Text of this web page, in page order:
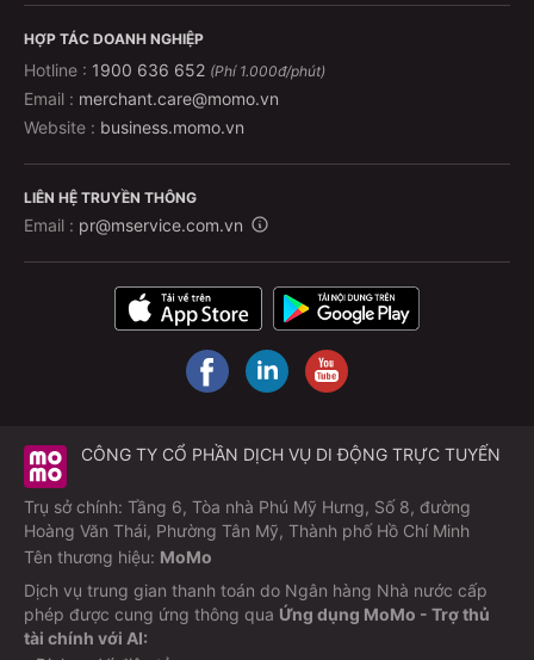
HỢP TÁC DOANH NGHIỆP
Hotline : 1900 636 652 (Phí 1.000đ/phút)
Email : merchant.care@momo.vn
Website : business.momo.vn
LIÊN HỆ TRUYỀN THÔNG
Email : pr@mservice.com.vn
CÔNG TY CỔ PHẦN DỊCH VỤ DI ĐỘNG TRỰC TUYẾN
Trụ sở chính: Tầng 6, Tòa nhà Phú Mỹ Hưng, Số 8, đường
Hoàng Văn Thái, Phường Tân Mỹ, Thành phố Hồ Chí Minh
Tên thương hiệu: MoMo
Dịch vụ trung gian thanh toán do Ngân hàng Nhà nước cấp
phép được cung ứng thông qua Ứng dụng MoMo - Trợ thủ
tài chính với AI: